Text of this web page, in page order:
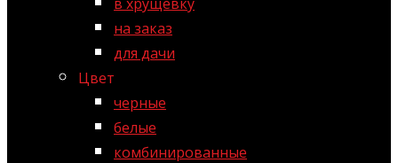
на заказ
для дачи
Цвет
черные
белые
комбинированные